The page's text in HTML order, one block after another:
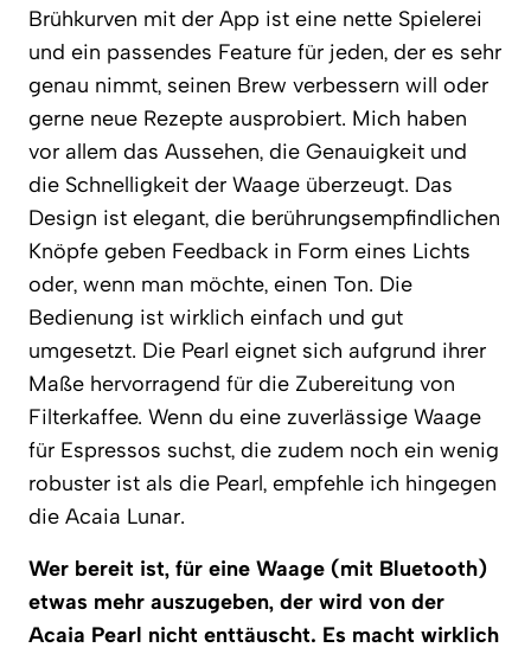
Brühkurven mit der App ist eine nette Spielerei
und ein passendes Feature für jeden, der es sehr
genau nimmt, seinen Brew verbessern will oder
gerne neue Rezepte ausprobiert. Mich haben
vor allem das Aussehen, die Genauigkeit und
die Schnelligkeit der Waage überzeugt. Das
Design ist elegant, die berührungsempfindlichen
Knöpfe geben Feedback in Form eines Lichts
oder, wenn man möchte, einen Ton. Die
Bedienung ist wirklich einfach und gut
umgesetzt. Die Pearl eignet sich aufgrund ihrer
Maße hervorragend für die Zubereitung von
Filterkaffee. Wenn du eine zuverlässige Waage
für Espressos suchst, die zudem noch ein wenig
robuster ist als die Pearl, empfehle ich hingegen
die Acaia Lunar.
Wer bereit ist, für eine Waage (mit Bluetooth)
etwas mehr auszugeben, der wird von der
Acaia Pearl nicht enttäuscht. Es macht wirklich